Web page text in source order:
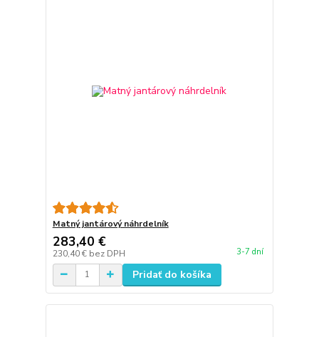
Matný jantárový náhrdelník
283,40 €
230,40 € bez DPH 3-7 dní
Pridať do košíka